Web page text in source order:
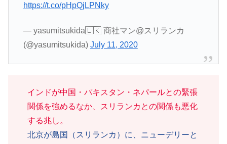
https://t.co/pHpQjLPNky
— yasumitsukida🇱🇰 商社マン@スリランカ
(@yasumitsukida) July 11, 2020
インドが中国・パキスタン・ネパールとの緊張
関係を強めるなか、スリランカとの関係も悪化
する兆し。
北京が島国（スリランカ）に、ニューデリーと